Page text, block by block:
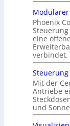
Phoenix
eine
verbindet.
Mit der
Antriebe
und